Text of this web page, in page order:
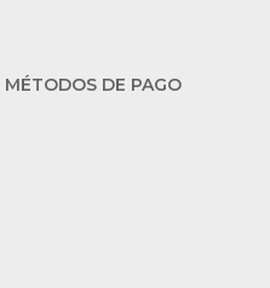
MÉTODOS DE PAGO